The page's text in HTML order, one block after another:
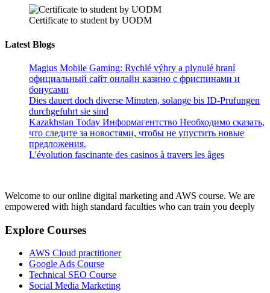
Certificate to student by UODM
Latest Blogs
Magius Mobile Gaming: Rychlé výhry a plynulé hraní
официальный сайт онлайн казино с фриспинами и
бонусами
Dies dauert doch diverse Minuten, solange bis ID-Prufungen
durchgefuhrt sie sind
Kazakhstan Today Информагентство Необходимо сказать,
что следите за новостями, чтобы не упустить новые
предложения.
L'évolution fascinante des casinos à travers les âges
Welcome to our online digital marketing and AWS course. We are
empowered with high standard faculties who can train you deeply
Explore Courses
AWS Cloud practitioner
Google Ads Course
Technical SEO Course
Social Media Marketing